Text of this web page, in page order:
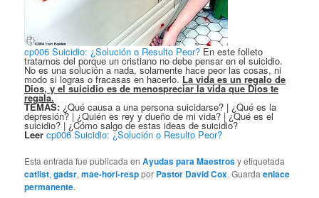
cp006 Suicidio: ¿Solución o Resulto Peor? En este folleto
tratamos del porque un cristiano no debe pensar en el suicidio.
No es una solución a nada, solamente hace peor las cosas, ni
modo si logras o fracasas en hacerlo. La vida es un regalo de
Dios, y el suicidio es de menospreciar la vida que Dios te
regala.
TEMAS: ¿Qué causa a una persona suicidarse? | ¿Qué es la
depresión? | ¿Quién es rey y dueño de mi vida? | ¿Qué es el
suicidio? | ¿Cómo salgo de estas ideas de suicidio?
Leer cp006 Suicidio: ¿Solución o Resulto Peor?
Esta entrada fue publicada enAyudas para Maestrosy etiquetada
catlist,gadsr,mae-hori-resppor Pastor David Cox. Guardaenlace
permanente.